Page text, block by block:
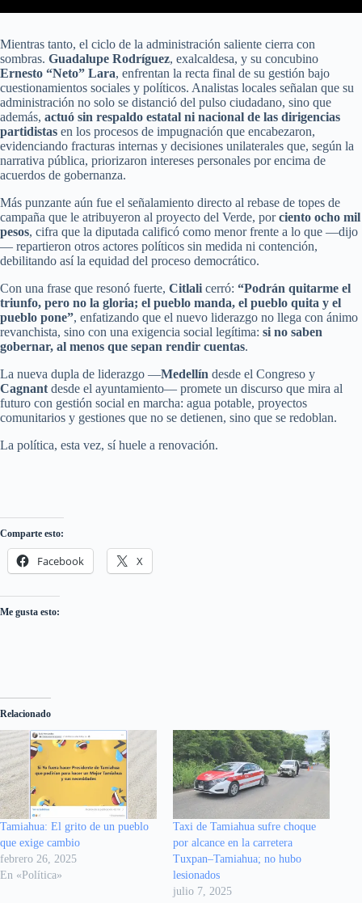
Mientras tanto, el ciclo de la administración saliente cierra con
sombras. Guadalupe Rodríguez, exalcaldesa, y su concubino
Ernesto “Neto” Lara, enfrentan la recta final de su gestión bajo
cuestionamientos sociales y políticos. Analistas locales señalan que su
administración no solo se distanció del pulso ciudadano, sino que
además, actuó sin respaldo estatal ni nacional de las dirigencias
partidistas en los procesos de impugnación que encabezaron,
evidenciando fracturas internas y decisiones unilaterales que, según la
narrativa pública, priorizaron intereses personales por encima de
acuerdos de gobernanza.
Más punzante aún fue el señalamiento directo al rebase de topes de
campaña que le atribuyeron al proyecto del Verde, porciento ocho mil
pesos, cifra que la diputada calificó como menor frente a lo que —dijo
— repartieron otros actores políticos sin medida ni contención,
debilitando así la equidad del proceso democrático.
Con una frase que resonó fuerte, Citlali cerró: “Podrán quitarme el
triunfo, pero no la gloria; el pueblo manda, el pueblo quita y el
pueblo pone”, enfatizando que el nuevo liderazgo no llega con ánimo
revanchista, sino con una exigencia social legítima: si no saben
gobernar, al menos que sepan rendir cuentas.
La nueva dupla de liderazgo —Medellín desde el Congreso y
Cagnant desde el ayuntamiento— promete un discurso que mira al
futuro con gestión social en marcha: agua potable, proyectos
comunitarios y gestiones que no se detienen, sino que se redoblan.
La política, esta vez, sí huele a renovación.
Comparte esto:
Facebook X
Me gusta esto:
Relacionado
Tamiahua: El grito de un pueblo
que exige cambio
febrero 26, 2025
En «Política»
Taxi de Tamiahua sufre choque
por alcance en la carretera
Tuxpan–Tamiahua; no hubo
lesionados
julio 7, 2025